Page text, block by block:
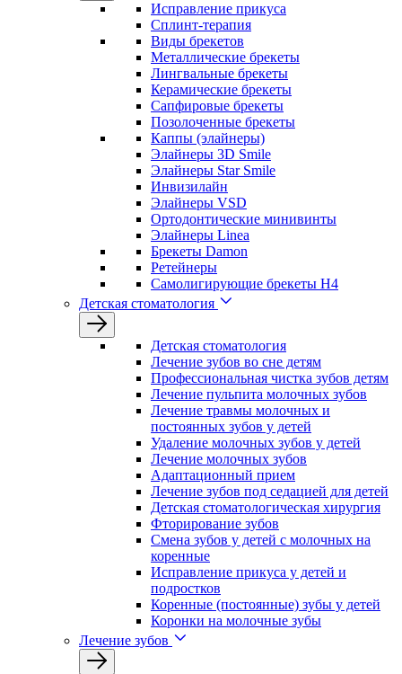
Исправление прикуса
Сплинт-терапия
Виды брекетов
Металлические брекеты
Лингвальные брекеты
Керамические брекеты
Сапфировые брекеты
Позолоченные брекеты
Каппы (элайнеры)
Элайнеры 3D Smile
Элайнеры Star Smile
Инвизилайн
Элайнеры VSD
Ортодонтические минивинты
Элайнеры Linea
Брекеты Damon
Ретейнеры
Самолигирующие брекеты H4
Детская стоматология
Детская стоматология
Лечение зубов во сне детям
Профессиональная чистка зубов детям
Лечение пульпита молочных зубов
Лечение травмы молочных и
постоянных зубов у детей
Удаление молочных зубов у детей
Лечение молочных зубов
Адаптационный прием
Лечение зубов под седацией для детей
Детская стоматологическая хирургия
Фторирование зубов
Смена зубов у детей с молочных на
коренные
Исправление прикуса у детей и
подростков
Коренные (постоянные) зубы у детей
Коронки на молочные зубы
Лечение зубов